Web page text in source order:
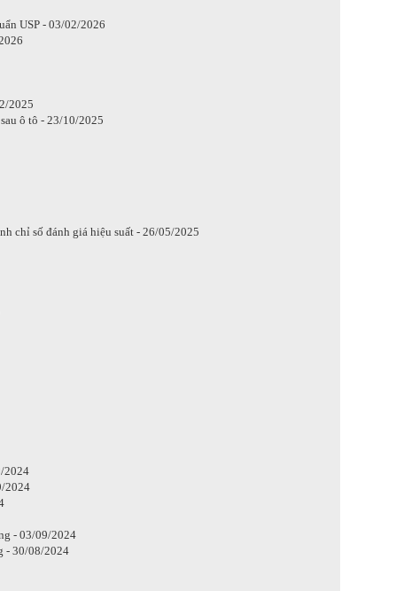
USP - 03/02/2026
2025
ô tô - 23/10/2025
chỉ số đánh giá hiệu suất - 26/05/2025
2024
2024
- 03/09/2024
- 30/08/2024